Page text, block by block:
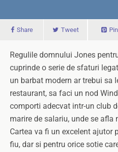
Share Tweet Pin
Regulile domnului Jones
cuprinde o serie de sfaturi
un barbat modern ar trebui sa
restaurant, sa faci un nod
comporti adecvat intr-un club
marire de salariu, unde se
Cartea va fi un excelent ajutor
fiu, dar si pentru orice sotie